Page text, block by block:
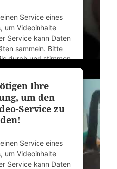
Consent
&eRecht24
Service eines
um Videoinhalte
Service kann Daten
sammeln. Bitte
durch und stimmen
des Service zu, um
Consent
&eRecht24
Ihre
um den
Service zu
Service eines
um Videoinhalte
Service kann Daten